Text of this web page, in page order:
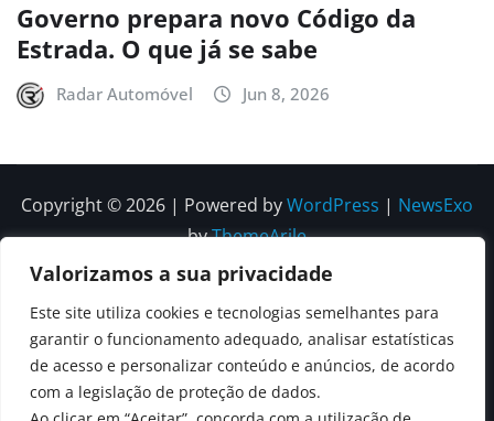
Valorizamos a sua privacidade
Este site utiliza cookies e tecnologias semelhantes para
garantir o funcionamento adequado, analisar estatísticas
de acesso e personalizar conteúdo e anúncios, de acordo
com a legislação de proteção de dados.
Governo prepara novo Código da
Estrada. O que já se sabe
Radar Automóvel Jun 8, 2026
Copyright © 2026 | Powered byWordPress | NewsExo
byThemeArile
Somos
Editorial
Privacidade
correções e
Contactos